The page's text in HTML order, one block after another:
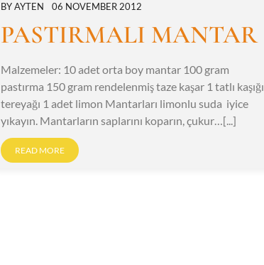
BYAYTEN 06 NOVEMBER 2012
PASTIRMALI MANTAR
Malzemeler: 10 adet orta boy mantar 100 gram
pastırma 150 gram rendelenmiş taze kaşar 1 tatlı kaşığı
tereyağı 1 adet limon Mantarları limonlu suda iyice
yıkayın. Mantarların saplarını koparın, çukur…[...]
READ MORE